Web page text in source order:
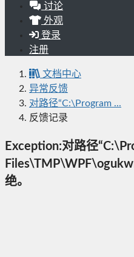
讨论
外观
登录
注册
文档中心
异常反馈
对路径“C:\Program ...
反馈记录
Exception:对路径
绝。